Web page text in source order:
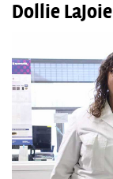
Dollie LaJoie